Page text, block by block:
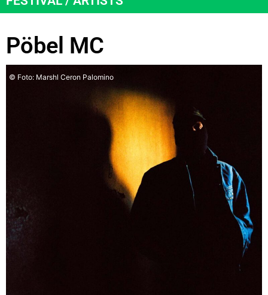
Pöbel MC
© Foto: Marshl Ceron Palomino